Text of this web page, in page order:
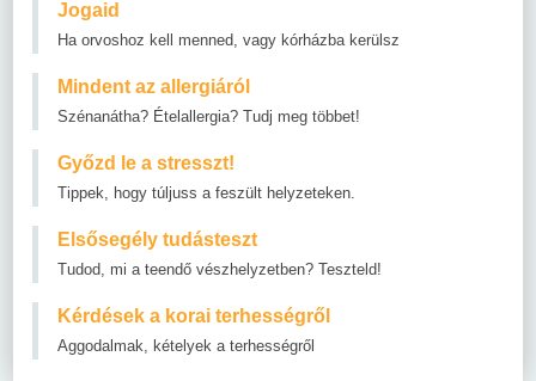
Jogaid
Ha orvoshoz kell menned, vagy kórházba kerülsz
Mindent az allergiáról
Szénanátha? Ételallergia? Tudj meg többet!
Győzd le a stresszt!
Tippek, hogy túljuss a feszült helyzeteken.
Elsősegély tudásteszt
Tudod, mi a teendő vészhelyzetben? Teszteld!
Kérdések a korai terhességről
Aggodalmak, kételyek a terhességről